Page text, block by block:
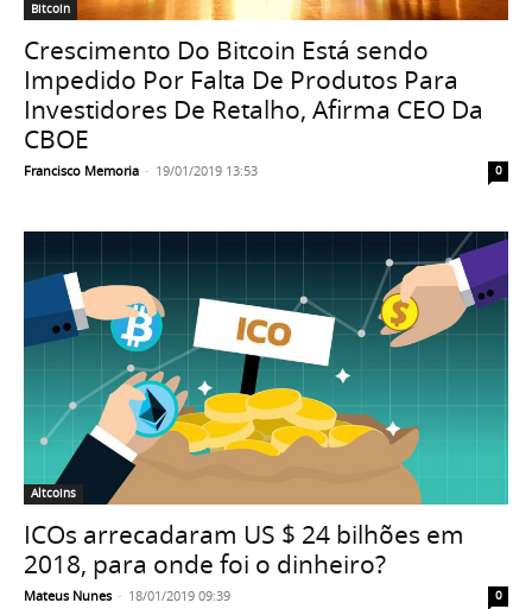
Bitcoin
Crescimento Do Bitcoin Está sendo
Impedido Por Falta De Produtos Para
Investidores De Retalho, Afirma CEO Da
CBOE
Francisco Memoria - 19/01/2019 13:53 0
Altcoins
ICOs arrecadaram US $ 24 bilhões em
2018, para onde foi o dinheiro?
Mateus Nunes - 18/01/2019 09:39 0